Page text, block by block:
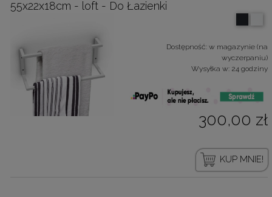
55x22x18cm - loft - Do Łazienki
Dostępność: w magazynie (na
wyczerpaniu)
Wysyłka w: 24 godziny
300,00 zł
KUP MNIE!